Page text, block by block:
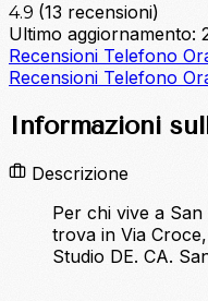
4.9 (13 recensioni)
Ultimo aggiornamento:
Recensioni Telefono
Recensioni Telefono
Informazioni
Descrizione
Per chi vive a
trova in Via
Studio DE. CA.